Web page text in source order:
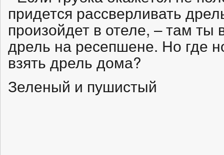
придется рассверливать
произойдет в отеле, – там
дрель на ресепшене. Но где
взять дрель дома?
Зеленый и пушистый